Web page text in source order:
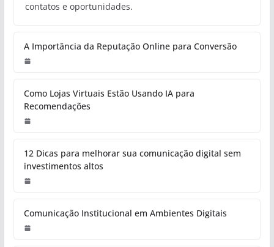
contatos e oportunidades.
A Importância da Reputação Online para Conversão
Como Lojas Virtuais Estão Usando IA para
Recomendações
12 Dicas para melhorar sua comunicação digital sem
investimentos altos
Comunicação Institucional em Ambientes Digitais